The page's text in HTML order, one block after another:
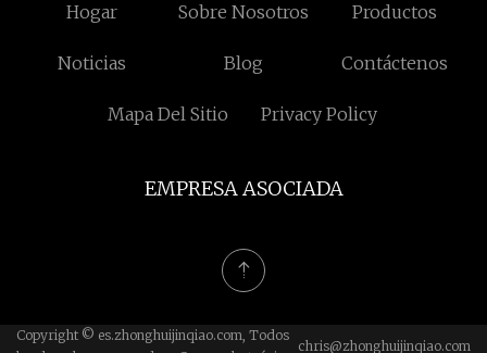
Hogar Sobre Nosotros Productos
Noticias Blog Contáctenos
Mapa Del Sitio Privacy Policy
EMPRESA ASOCIADA
Copyright © es.zhonghuijinqiao.com, Todos
chris@zhonghuijinqiao.com